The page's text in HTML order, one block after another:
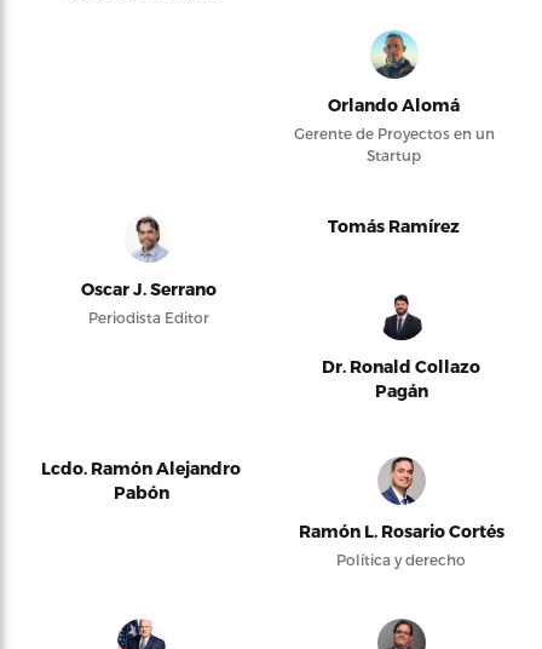
Orlando Alomá
Gerente de Proyectos en un
Startup
Oscar J. Serrano
Periodista Editor
Tomás Ramírez
Dr. Ronald Collazo
Pagán
Lcdo. Ramón Alejandro
Pabón
Ramón L. Rosario Cortés
Política y derecho